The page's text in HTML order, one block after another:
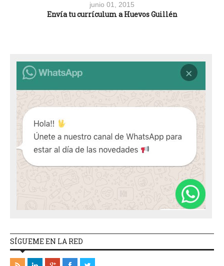
junio 01, 2015
Envía tu currículum a Huevos Guillén
SÍGUEME EN LA RED